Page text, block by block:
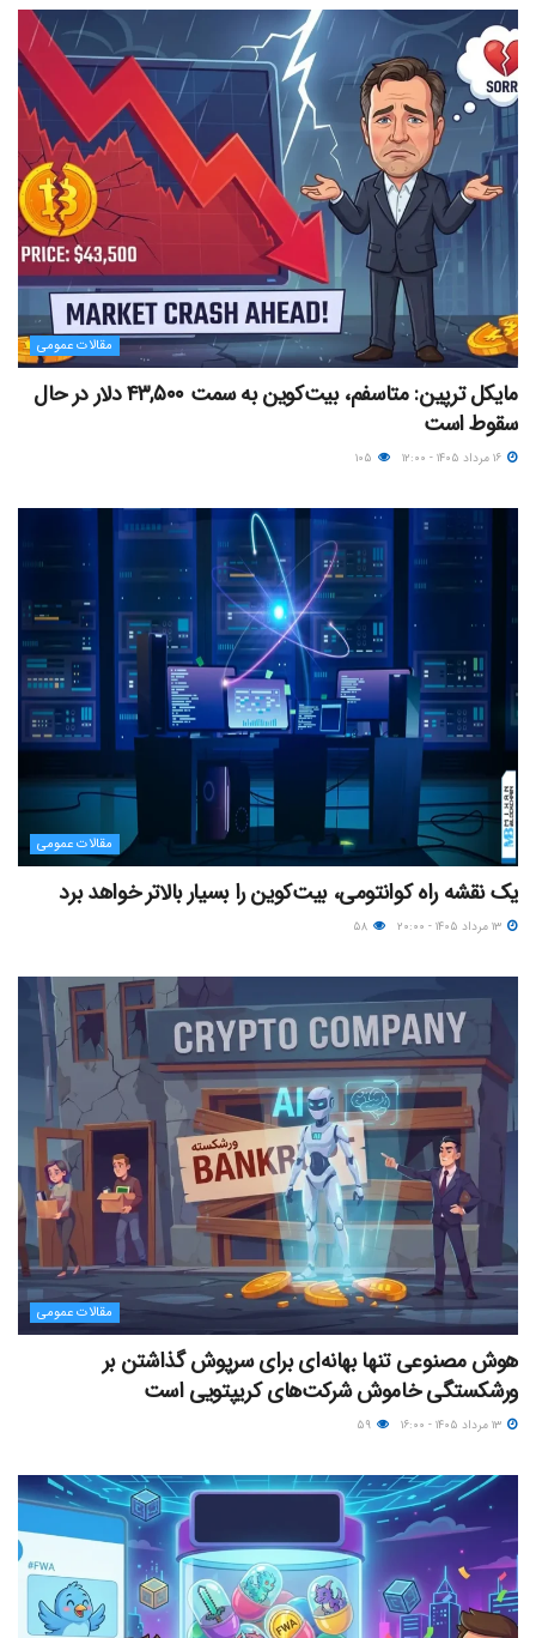
مقالات عمومی
مایکل ترپین: متاسفم، بیت‌کوین به سمت ۴۳,۵۰۰ دلار در حال
سقوط است
مقالات عمومی
یک نقشه راه کوانتومی، بیت‌کوین را بسیار بالاتر خواهد برد
مقالات عمومی
هوش مصنوعی تنها بهانه‌ای برای سرپوش گذاشتن بر
ورشکستگی خاموش شرکت‌های کریپتویی است